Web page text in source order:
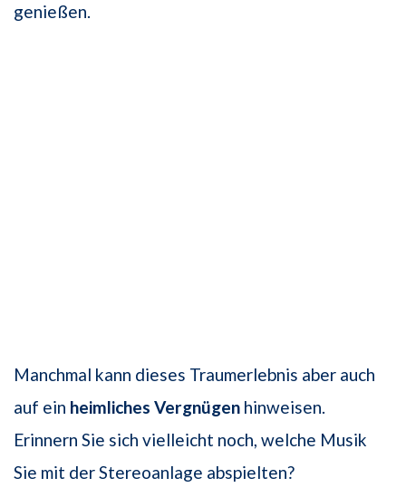
genießen.
Manchmal kann dieses Traumerlebnis aber auch
auf ein heimliches Vergnügen hinweisen.
Erinnern Sie sich vielleicht noch, welche Musik
Sie mit der Stereoanlage abspielten?